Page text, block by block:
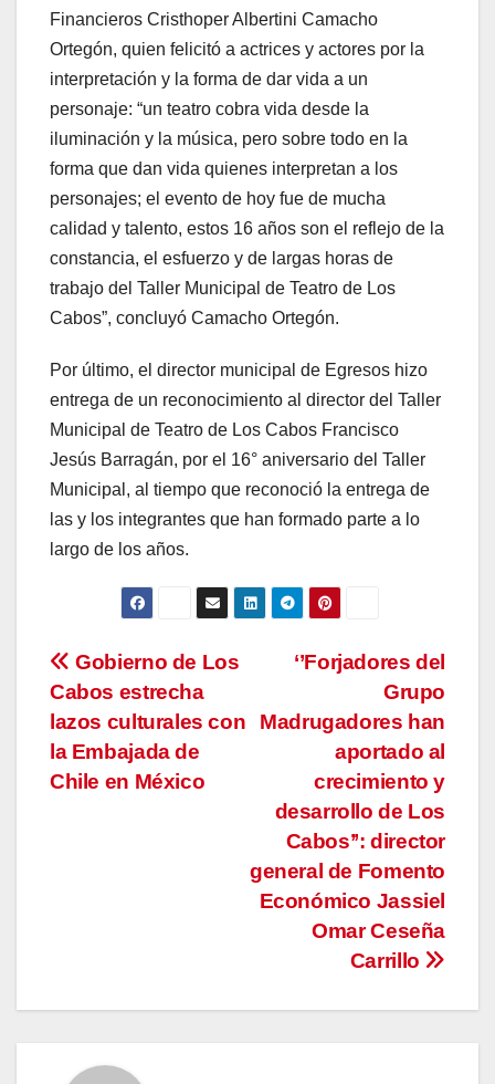
Financieros Cristhoper Albertini Camacho
Ortegón, quien felicitó a actrices y actores por la
interpretación y la forma de dar vida a un
personaje: “un teatro cobra vida desde la
iluminación y la música, pero sobre todo en la
forma que dan vida quienes interpretan a los
personajes; el evento de hoy fue de mucha
calidad y talento, estos 16 años son el reflejo de la
constancia, el esfuerzo y de largas horas de
trabajo del Taller Municipal de Teatro de Los
Cabos”, concluyó Camacho Ortegón.
Por último, el director municipal de Egresos hizo
entrega de un reconocimiento al director del Taller
Municipal de Teatro de Los Cabos Francisco
Jesús Barragán, por el 16° aniversario del Taller
Municipal, al tiempo que reconoció la entrega de
las y los integrantes que han formado parte a lo
largo de los años.
Navegación
de
entradas
‘’Forjadores del
Grupo
Madrugadores han
aportado al
crecimiento y
desarrollo de Los
Cabos’’: director
general de Fomento
Económico Jassiel
Omar Ceseña
Carrillo
Gobierno de Los
Cabos estrecha
lazos culturales con
la Embajada de
Chile en México